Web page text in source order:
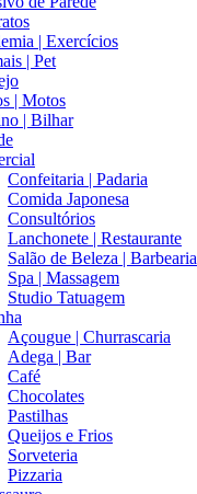
| Exercícios
| Pet
| Motos
| Bilhar
Confeitaria | Padaria
Comida Japonesa
Consultórios
Lanchonete | Restaurante
Salão de Beleza | Barbearia
Spa | Massagem
Studio Tatuagem
Açougue | Churrascaria
Adega | Bar
Café
Chocolates
Pastilhas
Queijos e Frios
Sorveteria
Pizzaria